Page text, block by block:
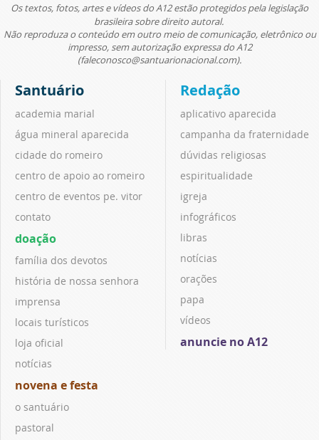
Os textos, fotos, artes e vídeos do A12 estão protegidos pela legislação
brasileira sobre direito autoral.
Não reproduza o conteúdo em outro meio de comunicação, eletrônico ou
impresso, sem autorização expressa do A12
(faleconosco@santuarionacional.com).
Santuário
academia marial
água mineral aparecida
cidade do romeiro
centro de apoio ao romeiro
centro de eventos pe. vitor
contato
doação
família dos devotos
história de nossa senhora
imprensa
locais turísticos
loja oficial
notícias
novena e festa
o santuário
pastoral
Redação
aplicativo aparecida
campanha da fraternidade
dúvidas religiosas
espiritualidade
igreja
infográficos
libras
notícias
orações
papa
vídeos
anuncie no A12